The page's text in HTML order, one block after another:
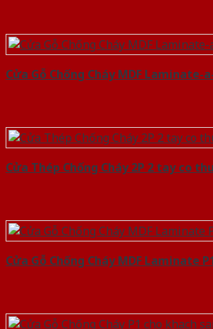
Cửa Gỗ Chống Cháy MDF Laminate-
Cửa Thép Chống Cháy 2P 2 tay co
Cửa Gỗ Chống Cháy MDF Laminate